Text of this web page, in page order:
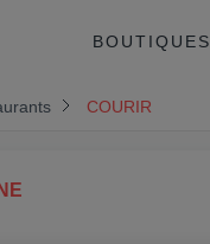
BOUTIQUES
COURIR